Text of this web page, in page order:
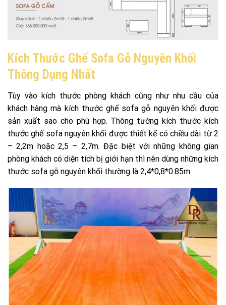
Kích Thước Ghế Sofa Gỗ Nguyên Khối
Thông Dụng Nhất
Tùy vào kích thước phòng khách cũng như nhu cầu của
khách hàng mà kích thước ghế sofa gỗ nguyên khối được
sản xuất sao cho phù hợp. Thông tường kích thước kích
thước ghế sofa nguyên khối được thiết kế có chiều dài từ 2
– 2,2m hoặc 2,5 – 2,7m. Đặc biệt với những không gian
phòng khách có diện tích bị giới hạn thì nên dùng những kích
thước sofa gỗ nguyên khối thường là 2,4*0,8*0.85m.